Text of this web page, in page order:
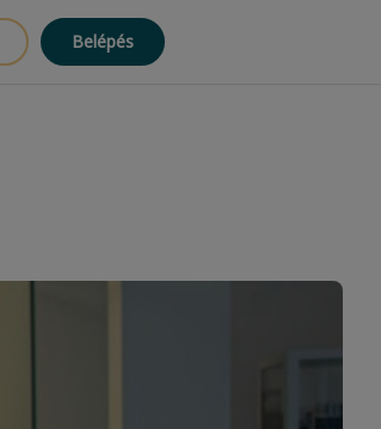
Belépés